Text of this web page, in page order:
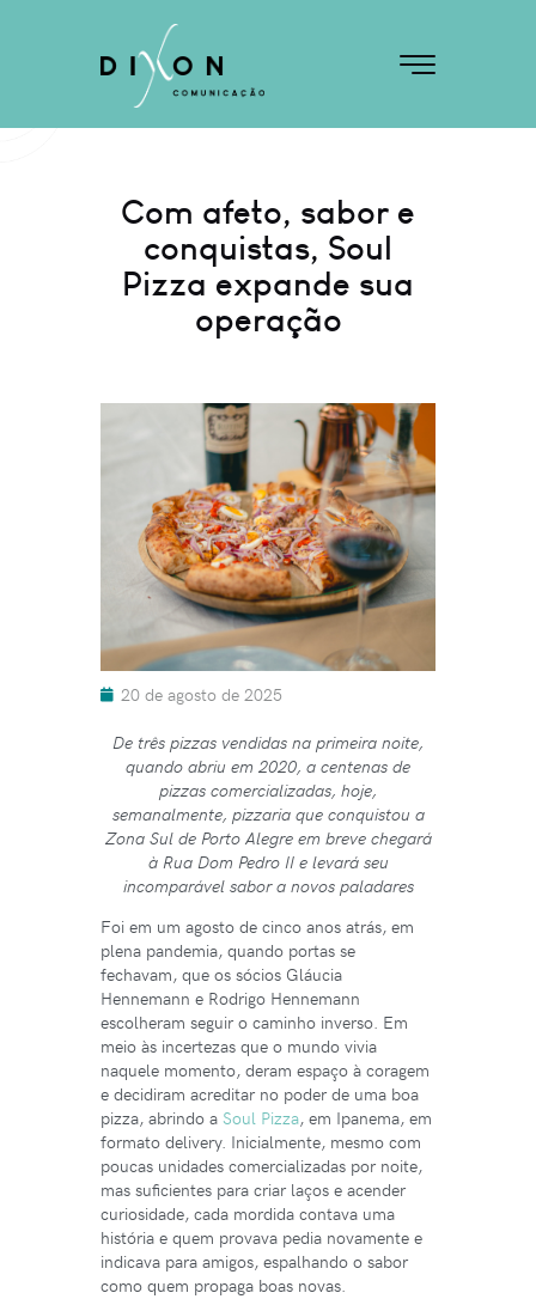
Com afeto, sabor e
conquistas, Soul
Pizza expande sua
operação
20 de agosto de 2025
De três pizzas vendidas na primeira noite,
quando abriu em 2020, a centenas de
pizzas comercializadas, hoje,
semanalmente, pizzaria que conquistou a
Zona Sul de Porto Alegre em breve chegará
à Rua Dom Pedro II e levará seu
incomparável sabor a novos paladares
Foi em um agosto de cinco anos atrás, em
plena pandemia, quando portas se
fechavam, que os sócios Gláucia
Hennemann e Rodrigo Hennemann
escolheram seguir o caminho inverso. Em
meio às incertezas que o mundo vivia
naquele momento, deram espaço à coragem
e decidiram acreditar no poder de uma boa
pizza, abrindo a Soul Pizza, em Ipanema, em
formato delivery. Inicialmente, mesmo com
poucas unidades comercializadas por noite,
mas suficientes para criar laços e acender
curiosidade, cada mordida contava uma
história e quem provava pedia novamente e
indicava para amigos, espalhando o sabor
como quem propaga boas novas.